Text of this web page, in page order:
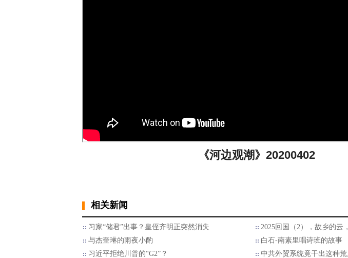
《河边观潮》20200402
相关新闻
习家“储君”出事？皇侄齐明正突然消失
2025回国（2），故乡的云
与杰奎琳的雨夜小酌
白石-南素里唱诗班的故事
习近平拒绝川普的“G2”？
中共外贸系统竟干出这种